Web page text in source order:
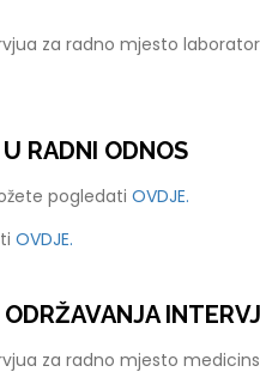
za radno mjesto
RADNI ODNOS
pogledati OVDJE.
OVDJE.
za radno mjesto